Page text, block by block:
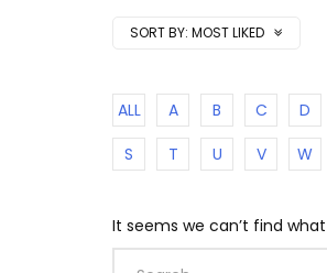
SORT BY: MOST LIKED
ALL A B C D
S
T U V W
It seems we can’t find